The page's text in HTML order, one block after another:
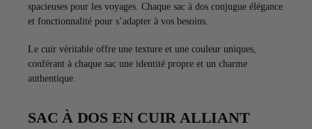
spacieuses pour les voyages. Chaque sac à dos conjugue élégance
et fonctionnalité pour s’adapter à vos besoins.
Le cuir véritable offre une texture et une couleur uniques,
conférant à chaque sac une identité propre et un charme
authentique.
SAC À DOS EN CUIR ALLIANT